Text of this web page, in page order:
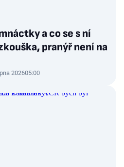
a co se s ní
pranýř není na
202605:00